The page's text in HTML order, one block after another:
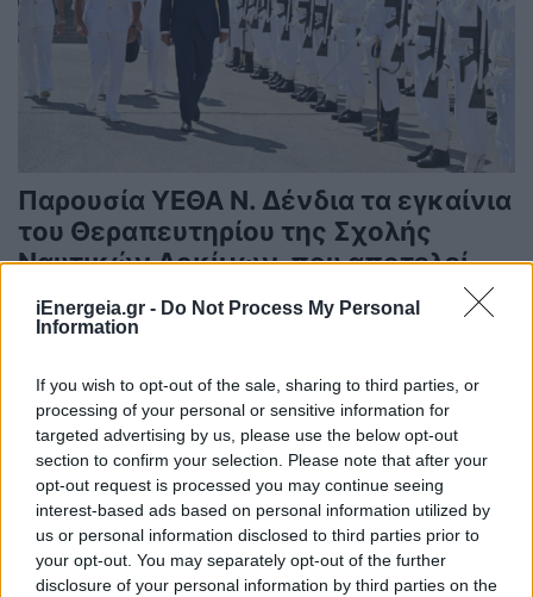
iEnergeia.gr - Do Not Process My Personal
Information
If you wish to opt-out of the sale, sharing to third parties, or
processing of your personal or sensitive information for
targeted advertising by us, please use the below opt-out
section to confirm your selection. Please note that after your
opt-out request is processed you may continue seeing
interest-based ads based on personal information utilized by
us or personal information disclosed to third parties prior to
your opt-out. You may separately opt-out of the further
disclosure of your personal information by third parties on the
Παρουσία ΥΕΘΑ Ν. Δένδια τα εγκαίνια
του Θεραπευτηρίου της Σχολής
Ναυτικών Δοκίμων, που αποτελεί
δωρεά της εταιρείας MOTOR OIL
ΧΡΗΣΤΙΚΑ